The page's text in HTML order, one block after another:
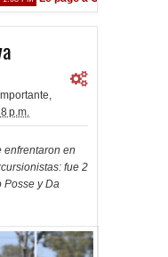
Importante,
p.m.
enfrentaron en
fue 2
Posse y Da